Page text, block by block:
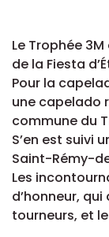
Le Trophée
de la Fiesta
Pour la
une capelado
commune du
S’en est suivi
Saint-Rémy-
Les
d’honneur,
tourneurs, et